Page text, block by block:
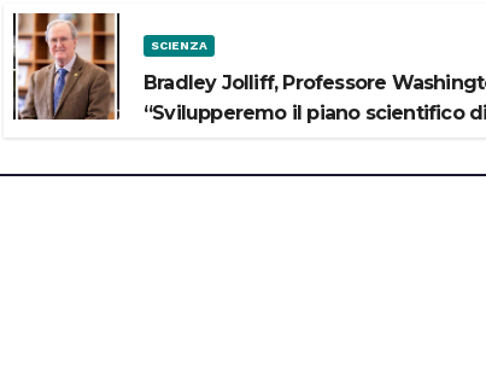
SCIENZA
Bradley Jolliff, Professore
“Svilupperemo il piano scientifico